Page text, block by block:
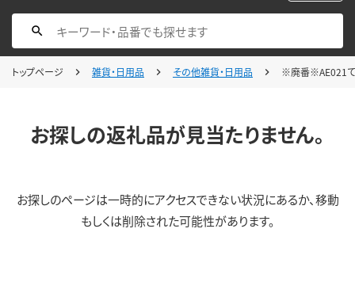
トップページ 雑貨・日用品 その他雑貨・日用品 ※廃番※AE021て
お探しの返礼品が見当たりません。
お探しのページは一時的にアクセスできない状況にあるか、移動
もしくは削除された可能性があります。